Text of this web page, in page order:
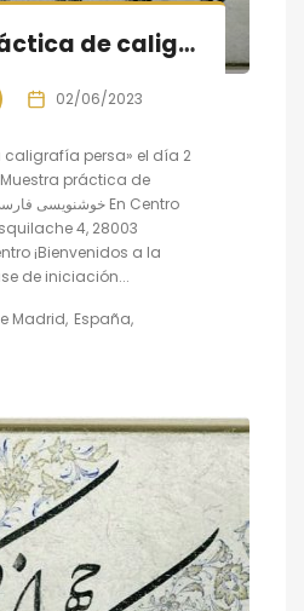
Muestra práctica de caligrafía persa, sesión VII
02/06/2023
persa» el día 2
práctica de
4, 28003
¡Bienvenidos a la
de iniciación...
Madrid España